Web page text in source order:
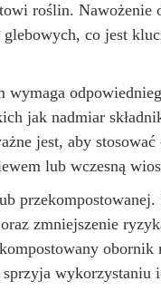
roślin.
co jest
jak nadmiar
jest, aby
lub wczesną
zmniejszenie
obornik
wykorzystaniu